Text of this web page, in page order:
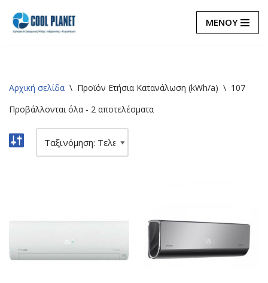
Μεταπηδήστε
ΜΕΝΟΥ
Αρχική σελίδα \ Προϊόν Eτήσια Κατανάλωση (kWh/a) \ 107
Προβάλλονται όλα - 2 αποτελέσματα